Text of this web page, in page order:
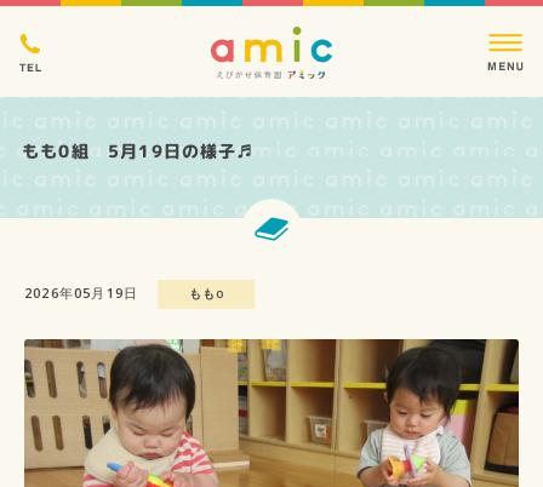
もも0組 5月19日の様子♬
2026年05月19日 もも0